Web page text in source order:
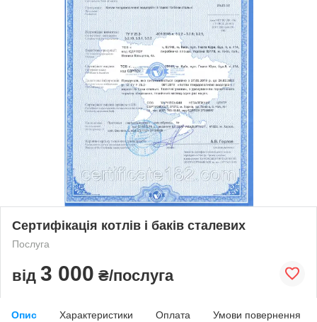
Сертифікація котлів і баків сталевих
Послуга
від 3 000 ₴/послуга
Опис Характеристики Оплата Умови повернення